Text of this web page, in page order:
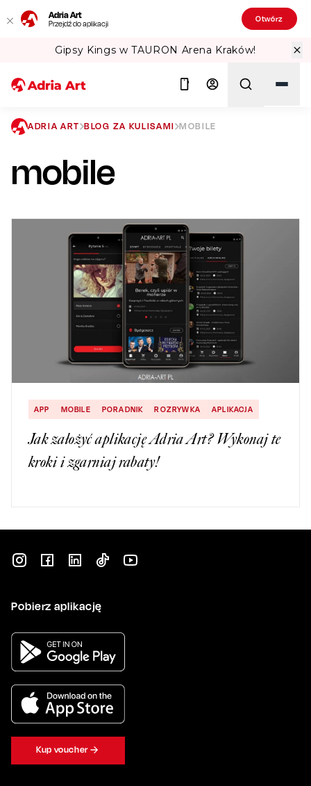
Adria Art
Przejdź do aplikacji Otwórz
Arena Kraków! Sprawdź
ADRIA ART BLOG ZA KULISAMI MOBILE
mobile
APP MOBILE PORADNIK ROZRYWKA APLIKACJA
Jak założyć aplikację Adria Art? Wykonaj te
kroki i zgarniaj rabaty!
Pobierz aplikację
Kup voucher